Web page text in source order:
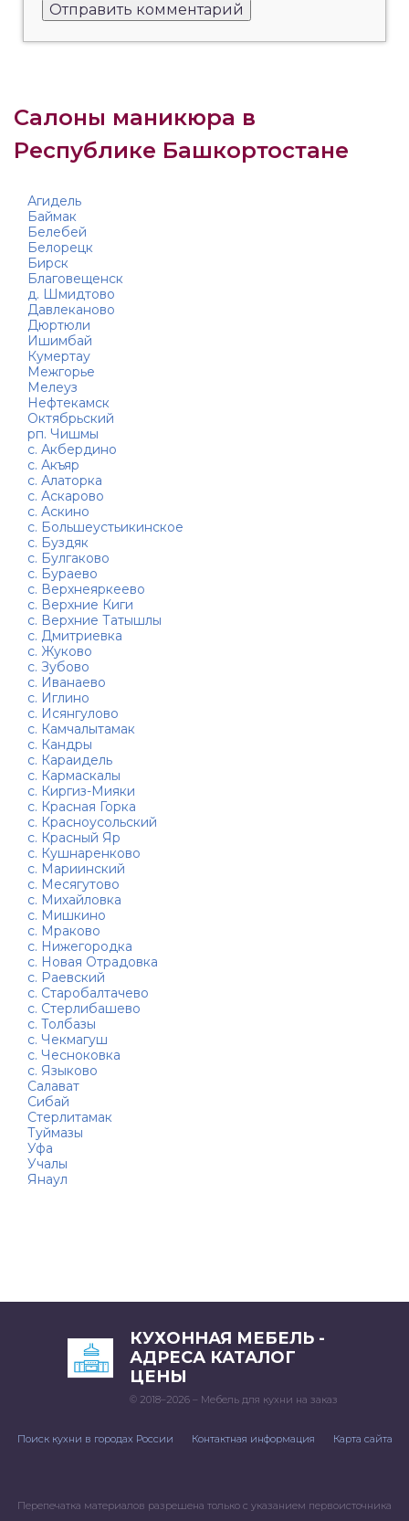
Салоны маникюра в
Республике Башкортостане
Агидель
Баймак
Белебей
Белорецк
Бирск
Благовещенск
д. Шмидтово
Давлеканово
Дюртюли
Ишимбай
Кумертау
Межгорье
Мелеуз
Нефтекамск
Октябрьский
рп. Чишмы
с. Акбердино
с. Акъяр
с. Алаторка
с. Аскарово
с. Аскино
с. Большеустьикинское
с. Буздяк
с. Булгаково
с. Бураево
с. Верхнеяркеево
с. Верхние Киги
с. Верхние Татышлы
с. Дмитриевка
с. Жуково
с. Зубово
с. Иванаево
с. Иглино
с. Исянгулово
с. Камчалытамак
с. Кандры
с. Караидель
с. Кармаскалы
с. Киргиз-Мияки
с. Красная Горка
с. Красноусольский
с. Красный Яр
с. Кушнаренково
с. Мариинский
с. Месягутово
с. Михайловка
с. Мишкино
с. Мраково
с. Нижегородка
с. Новая Отрадовка
с. Раевский
с. Старобалтачево
с. Стерлибашево
с. Толбазы
с. Чекмагуш
с. Чесноковка
с. Языково
Салават
Сибай
Стерлитамак
Туймазы
Уфа
Учалы
Янаул
КУХОННАЯ МЕБЕЛЬ -
АДРЕСА КАТАЛОГ
ЦЕНЫ
© 2018–2026 – Мебель для кухни на заказ
Поиск кухни в городах России Контактная информация Карта сайта
Перепечатка материалов разрешена только с указанием первоисточника